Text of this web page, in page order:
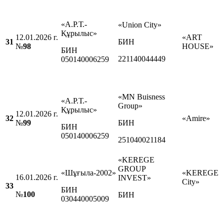
31
12.01.2026 г.
№98
«А.Р.Т.-
Құрылыс»
БИН
050140006259
«Union City»
БИН
221140044449
«ART
HOUSE»
32
12.01.2026 г.
№99
«А.Р.Т.-
Құрылыс»
БИН
050140006259
«MN Buisness
Group»
БИН
251040021184
«Amire»
33
16.01.2026 г.
№100
«Шұғыла-2002»
БИН
030440005009
«KEREGE
GROUP
INVEST»
БИН
«KEREGE
City»